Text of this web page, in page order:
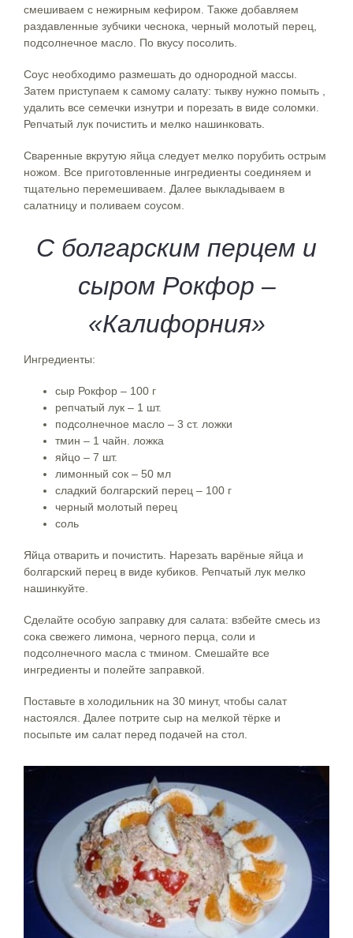
смешиваем с нежирным кефиром. Также добавляем
раздавленные зубчики чеснока, черный молотый перец,
подсолнечное масло. По вкусу посолить.
Соус необходимо размешать до однородной массы.
Затем приступаем к самому салату: тыкву нужно помыть ,
удалить все семечки изнутри и порезать в виде соломки.
Репчатый лук почистить и мелко нашинковать.
Сваренные вкрутую яйца следует мелко порубить острым
ножом. Все приготовленные ингредиенты соединяем и
тщательно перемешиваем. Далее выкладываем в
салатницу и поливаем соусом.
С болгарским перцем и
сыром Рокфор –
«Калифорния»
Ингредиенты:
сыр Рокфор – 100 г
репчатый лук – 1 шт.
подсолнечное масло – 3 ст. ложки
тмин – 1 чайн. ложка
яйцо – 7 шт.
лимонный сок – 50 мл
сладкий болгарский перец – 100 г
черный молотый перец
соль
Яйца отварить и почистить. Нарезать варёные яйца и
болгарский перец в виде кубиков. Репчатый лук мелко
нашинкуйте.
Сделайте особую заправку для салата: взбейте смесь из
сока свежего лимона, черного перца, соли и
подсолнечного масла с тмином. Смешайте все
ингредиенты и полейте заправкой.
Поставьте в холодильник на 30 минут, чтобы салат
настоялся. Далее потрите сыр на мелкой тёрке и
посыпьте им салат перед подачей на стол.